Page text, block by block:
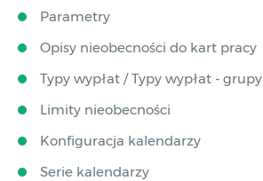
Parametry
Opisy nieobecności do kart pracy
Typy wypłat / Typy wypłat - grupy
Limity nieobecności
Konfiguracja kalendarzy
Serie kalendarzy